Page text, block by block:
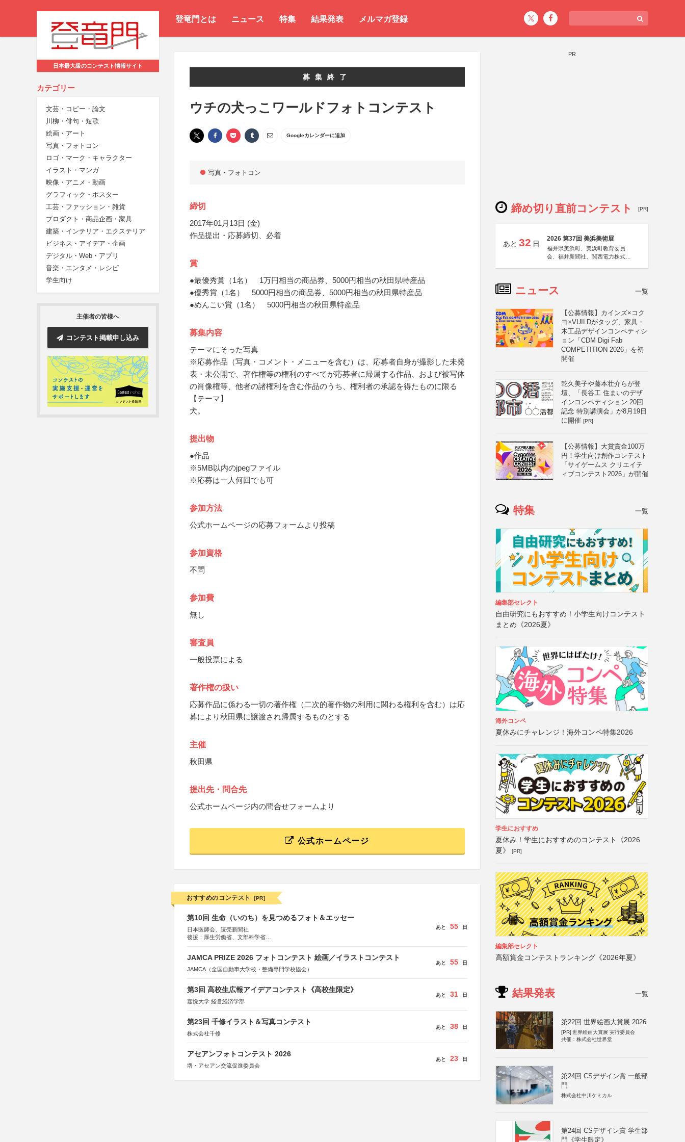
登竜門とは ニュース 特集 結果発表 メルマガ登録
日本最大級のコンテスト情報サイト
カテゴリー
文芸・コピー・論文
川柳・俳句・短歌
絵画・アート
写真・フォトコン
ロゴ・マーク・キャラクター
イラスト・マンガ
映像・アニメ・動画
グラフィック・ポスター
工芸・ファッション・雑貨
プロダクト・商品企画・家具
建築・インテリア・エクステリア
ビジネス・アイデア・企画
デジタル・Web・アプリ
音楽・エンタメ・レシピ
学生向け
主催者の皆様へ
コンテスト掲載申し込み
募集終了
ウチの犬っこワールドフォトコンテスト
Googleカレンダーに追加
写真・フォトコン
締切
2017年01月13日 (金)
作品提出・応募締切、必着
賞
●最優秀賞（1名） 1万円相当の商品券、5000円相当の秋田県特産品
●優秀賞（1名） 5000円相当の商品券、5000円相当の秋田県特産品
●めんこい賞（1名） 5000円相当の秋田県特産品
募集内容
テーマにそった写真
※応募作品（写真・コメント・メニューを含む）は、応募者自身が撮影した未発
表・未公開で、著作権等の権利のすべてが応募者に帰属する作品、および被写体
の肖像権等、他者の諸権利を含む作品のうち、権利者の承認を得たものに限る
【テーマ】
犬。
提出物
●作品
※5MB以内のjpegファイル
※応募は一人何回でも可
参加方法
公式ホームページの応募フォームより投稿
参加資格
不問
参加費
無し
審査員
一般投票による
著作権の扱い
応募作品に係わる一切の著作権（二次的著作物の利用に関わる権利を含む）は応
募により秋田県に譲渡され帰属するものとする
主催
秋田県
提出先・問合先
公式ホームページ内の問合せフォームより
公式ホームページ
おすすめのコンテスト [PR]
第10回 生命（いのち）を見つめるフォト＆エッセー
日本医師会、読売新聞社
後援：厚生労働省、文部科学省
あと 55 日
JAMCA PRIZE 2026 フォトコンテスト 絵画／イラストコンテスト
JAMCA（全国自動車大学校・整備専門学校協会）
あと 55 日
第3回 高校生広報アイデアコンテスト《高校生限定》
嘉悦大学 経営経済学部
あと 31 日
第23回 千修イラスト＆写真コンテスト
株式会社千修
あと 38 日
アセアンフォトコンテスト 2026
堺・アセアン交流促進委員会
あと 23 日
PR
締め切り直前コンテスト [PR]
あと 32 日
2026 第37回 美浜美術展
福井県美浜町、美浜町教育委員
会、福井新聞社、関西電力株式会
ニュース 一覧
【公募情報】カインズ×コク
ヨ×VUILDがタッグ、家具・
木工品デザインコンペティシ
ョン「CDM Digi Fab
COMPETITION 2026」を初
開催
乾久美子や藤本壮介らが登
壇、「長谷工 住まいのデザ
インコンペティション 20回
記念 特別講演会」が8月19日
に開催 [PR]
【公募情報】大賞賞金100万
円！学生向け創作コンテスト
「サイゲームス クリエイテ
ィブコンテスト2026」が開催
特集 一覧
編集部セレクト
自由研究にもおすすめ！小学生向けコンテスト
まとめ《2026夏》
海外コンペ
夏休みにチャレンジ！海外コンペ特集2026
学生におすすめ
夏休み！学生におすすめのコンテスト《2026
夏》
[PR]
編集部セレクト
高額賞金コンテストランキング《2026年夏》
結果発表 一覧
第22回 世界絵画大賞展 2026
[PR] 世界絵画大賞展 実行委員会
共催：株式会社世界堂
第24回 CSデザイン賞 一般部
門
株式会社中川ケミカル
第24回 CSデザイン賞 学生部
門《学生限定》